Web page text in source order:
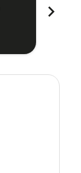
chevron_right